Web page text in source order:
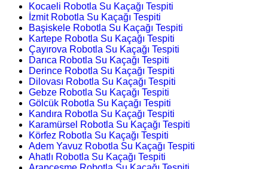
Kocaeli Robotla Su Kaçağı Tespiti
İzmit Robotla Su Kaçağı Tespiti
Başiskele Robotla Su Kaçağı Tespiti
Kartepe Robotla Su Kaçağı Tespiti
Çayırova Robotla Su Kaçağı Tespiti
Darıca Robotla Su Kaçağı Tespiti
Derince Robotla Su Kaçağı Tespiti
Dilovası Robotla Su Kaçağı Tespiti
Gebze Robotla Su Kaçağı Tespiti
Gölcük Robotla Su Kaçağı Tespiti
Kandıra Robotla Su Kaçağı Tespiti
Karamürsel Robotla Su Kaçağı Tespiti
Körfez Robotla Su Kaçağı Tespiti
Adem Yavuz Robotla Su Kaçağı Tespiti
Ahatlı Robotla Su Kaçağı Tespiti